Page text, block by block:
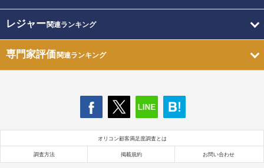
レジャー関連ランキング
専門家評価関連ランキング
オリコン顧客満足度調査とは
調査方法 掲載規約 お問い合わせ